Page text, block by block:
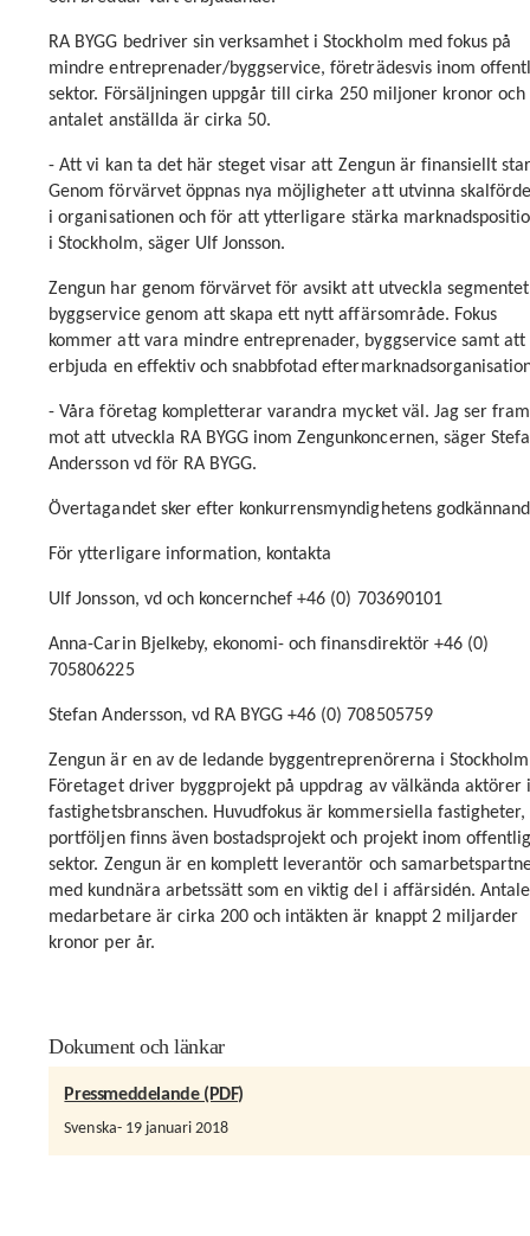
RA BYGG bedriver sin verksamhet i Stockholm med fokus på
mindre entreprenader/byggservice, företrädesvis inom
sektor. Försäljningen uppgår till cirka 250 miljoner kronor och
antalet anställda är cirka 50.
- Att vi kan ta det här steget visar att Zengun är finansiellt
Genom förvärvet öppnas nya möjligheter att utvinna
i organisationen och för att ytterligare stärka
i Stockholm, säger Ulf Jonsson.
Zengun har genom förvärvet för avsikt att utveckla segmentet
byggservice genom att skapa ett nytt affärsområde. Fokus
kommer att vara mindre entreprenader, byggservice samt att
erbjuda en effektiv och snabbfotad
- Våra företag kompletterar varandra mycket väl. Jag ser fram
mot att utveckla RA BYGG inom Zengunkoncernen, säger
Andersson vd för RA BYGG.
Övertagandet sker efter konkurrensmyndighetens
För ytterligare information, kontakta
Ulf Jonsson, vd och koncernchef +46 (0) 703690101
Anna-Carin Bjelkeby, ekonomi- och finansdirektör +46 (0)
705806225
Stefan Andersson, vd RA BYGG +46 (0) 708505759
Zengun är en av de ledande byggentreprenörerna i
Företaget driver byggprojekt på uppdrag av välkända aktörer
fastighetsbranschen. Huvudfokus är kommersiella fastigheter,
portföljen finns även bostadsprojekt och projekt inom
sektor. Zengun är en komplett leverantör och
med kundnära arbetssätt som en viktig del i affärsidén.
medarbetare är cirka 200 och intäkten är knappt 2 miljarder
kronor per år.
Dokument och länkar
Pressmeddelande (PDF)
Svenska 19 januari 2018